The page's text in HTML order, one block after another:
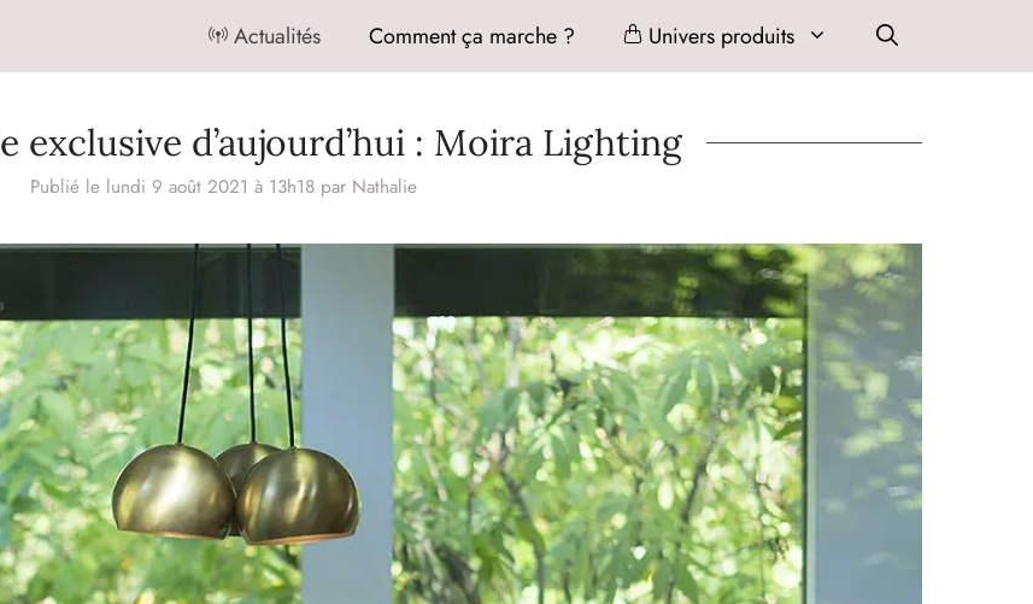
Actualités Comment ça marche ? Univers produits
exclusive d’aujourd’hui : Moira Lighting
Publié le lundi 9 août 2021 à 13h18 par Nathalie